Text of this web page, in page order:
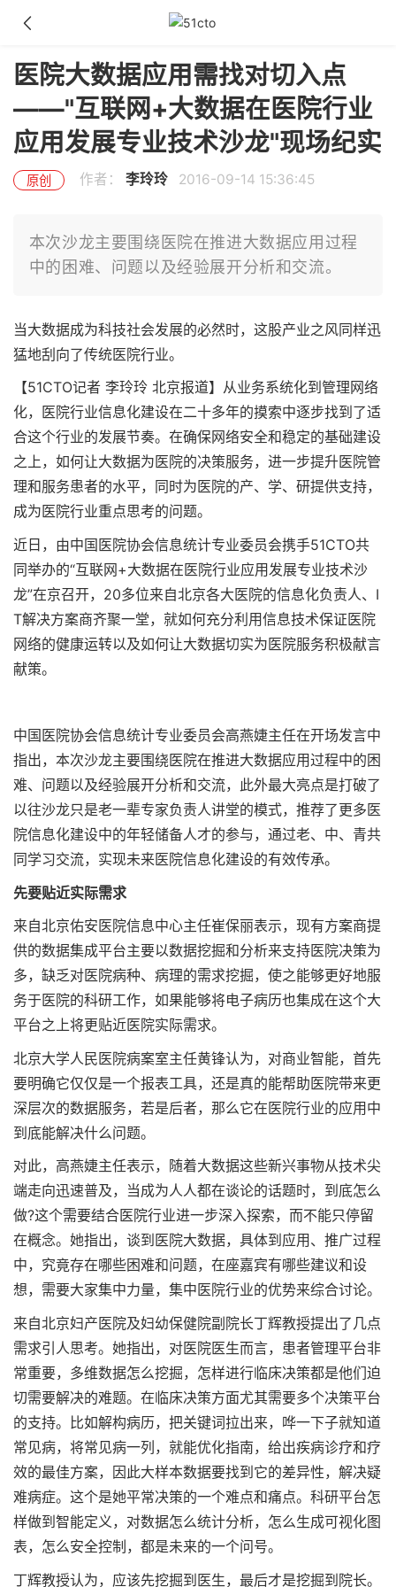
医院大数据应用需找对切入点
——"互联网+大数据在医院行业
应用发展专业技术沙龙"现场纪实
原创 作者： 李玲玲 2016-09-14 15:36:45
本次沙龙主要围绕医院在推进大数据应用过程
中的困难、问题以及经验展开分析和交流。
当大数据成为科技社会发展的必然时，这股产业之风同样迅
猛地刮向了传统医院行业。
【51CTO记者 李玲玲 北京报道】从业务系统化到管理网络
化，医院行业信息化建设在二十多年的摸索中逐步找到了适
合这个行业的发展节奏。在确保网络安全和稳定的基础建设
之上，如何让大数据为医院的决策服务，进一步提升医院管
理和服务患者的水平，同时为医院的产、学、研提供支持，
成为医院行业重点思考的问题。
近日，由中国医院协会信息统计专业委员会携手51CTO共
同举办的“互联网+大数据在医院行业应用发展专业技术沙
龙”在京召开，20多位来自北京各大医院的信息化负责人、I
T解决方案商齐聚一堂，就如何充分利用信息技术保证医院
网络的健康运转以及如何让大数据切实为医院服务积极献言
献策。
中国医院协会信息统计专业委员会高燕婕主任在开场发言中
指出，本次沙龙主要围绕医院在推进大数据应用过程中的困
难、问题以及经验展开分析和交流，此外最大亮点是打破了
以往沙龙只是老一辈专家负责人讲堂的模式，推荐了更多医
院信息化建设中的年轻储备人才的参与，通过老、中、青共
同学习交流，实现未来医院信息化建设的有效传承。
先要贴近实际需求
来自北京佑安医院信息中心主任崔保丽表示，现有方案商提
供的数据集成平台主要以数据挖掘和分析来支持医院决策为
多，缺乏对医院病种、病理的需求挖掘，使之能够更好地服
务于医院的科研工作，如果能够将电子病历也集成在这个大
平台之上将更贴近医院实际需求。
北京大学人民医院病案室主任黄锋认为，对商业智能，首先
要明确它仅仅是一个报表工具，还是真的能帮助医院带来更
深层次的数据服务，若是后者，那么它在医院行业的应用中
到底能解决什么问题。
对此，高燕婕主任表示，随着大数据这些新兴事物从技术尖
端走向迅速普及，当成为人人都在谈论的话题时，到底怎么
做?这个需要结合医院行业进一步深入探索，而不能只停留
在概念。她指出，谈到医院大数据，具体到应用、推广过程
中，究竟存在哪些困难和问题，在座嘉宾有哪些建议和设
想，需要大家集中力量，集中医院行业的优势来综合讨论。
来自北京妇产医院及妇幼保健院副院长丁辉教授提出了几点
需求引人思考。她指出，对医院医生而言，患者管理平台非
常重要，多维数据怎么挖掘，怎样进行临床决策都是他们迫
切需要解决的难题。在临床决策方面尤其需要多个决策平台
的支持。比如解构病历，把关键词拉出来，哗一下子就知道
常见病，将常见病一列，就能优化指南，给出疾病诊疗和疗
效的最佳方案，因此大样本数据要找到它的差异性，解决疑
难病症。这个是她平常决策的一个难点和痛点。科研平台怎
样做到智能定义，对数据怎么统计分析，怎么生成可视化图
表，怎么安全控制，都是未来的一个问号。
丁辉教授认为，应该先挖掘到医生，最后才是挖掘到院长。